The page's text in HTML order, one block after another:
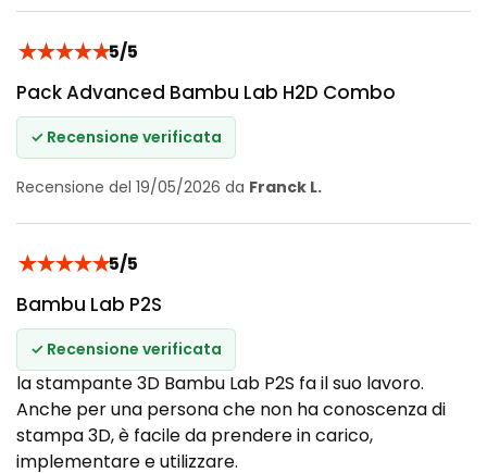
★★★★★5/5
Pack Advanced Bambu Lab H2D Combo
✓ Recensione verificata
Recensione del 19/05/2026 da Franck L.
★★★★★5/5
Bambu Lab P2S
✓ Recensione verificata
la stampante 3D Bambu Lab P2S fa il suo lavoro.
Anche per una persona che non ha conoscenza di
stampa 3D, è facile da prendere in carico,
implementare e utilizzare.